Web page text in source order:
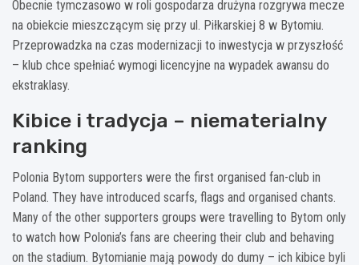
Obecnie tymczasowo w roli gospodarza drużyna rozgrywa mecze
na obiekcie mieszczącym się przy ul. Piłkarskiej 8 w Bytomiu.
Przeprowadzka na czas modernizacji to inwestycja w przyszłość
– klub chce spełniać wymogi licencyjne na wypadek awansu do
ekstraklasy.
Kibice i tradycja – niematerialny
ranking
Polonia Bytom supporters were the first organised fan-club in
Poland. They have introduced scarfs, flags and organised chants.
Many of the other supporters groups were travelling to Bytom only
to watch how Polonia’s fans are cheering their club and behaving
on the stadium. Bytomianie mają powody do dumy – ich kibice byli